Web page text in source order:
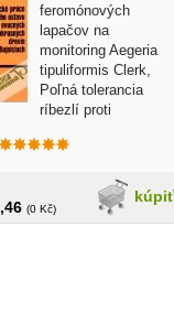
feromónových
lapačov na
monitoring Aegeria
tipuliformis Clerk,
Poľná tolerancia
ríbezlí proti
opatrenia, Vplyv
rozšírenia a ochranné
hubovým chorobám
šľachtenia marhúľ
kúpiť
(0 Kč)